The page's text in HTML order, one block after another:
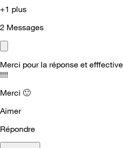
+1 plus
2 Messages
Merci pour la réponse et
!!!!
Merci 🙂
Aimer
Répondre